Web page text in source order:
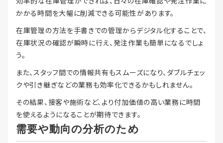
かかる時間を大幅に削減できる可能性があります。
在庫管理の方法を手書きでの管理からデジタル化することで、
在庫状況の確認が瞬時に行え、発注作業も簡単になるでしょ
う。
また、スタッフ間での情報共有もスムーズになり、ダブルチェッ
クや引き継ぎなどの業務も効率化できるかもしれません。
その結果、接客や施術など、より付加価値の高い業務に時間
を使えるようになることが期待できます。
需要や動向の分析のため